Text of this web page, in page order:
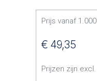
Prijs vanaf 1.000
€ 49,35
Prijzen zijn